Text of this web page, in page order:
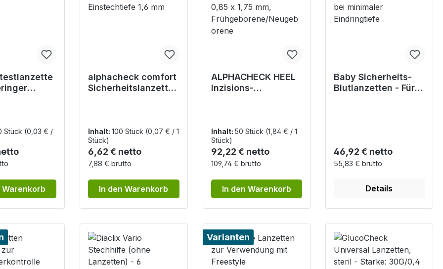
Stück (0,03 € /
Preis:
Warenkorb
alphacheck comfort
Sicherheitslanzetten
Inhalt:100 Stück (0,07 € / 1
Stück)
Regulärer Preis:
6,62 € netto
7,88 € brutto
In den Warenkorb
ALPHACHECK HEEL
Inzisions-
eborene
Inhalt: 50 Stück (1,84 € / 1
Stück)
Regulärer Preis:
92,22 € netto
109,74 € brutto
In den Warenkorb
Baby Sicherheits-
Blutlanzetten - Für
Regulärer Preis:
46,92 € netto
55,83 € brutto
Details
Varianten